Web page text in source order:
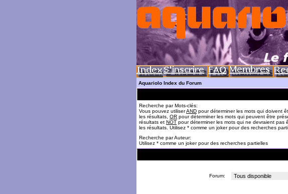
Aquariolo Index du Forum
Recherche par Mots-clés:
Vous pouvez utiliserAND pour déterminer les mots qui doivent
les résultats, OR pour déterminer les mots qui peuvent être
résultats et NOT pour déterminer les mots qui ne devraient pas
les résultats. Utilisez * comme un joker pour des recherches
Recherche par Auteur:
Utilisez * comme un joker pour des recherches partielles
Forum: